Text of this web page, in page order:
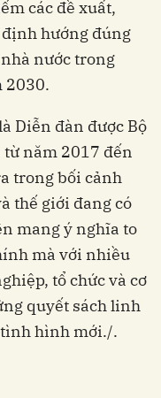
các đề xuất,
hướng đúng
nước trong
2030.
Diễn đàn được Bộ
năm 2017 đến
trong bối cảnh
thế giới đang có
mang ý nghĩa to
mà với nhiều
tổ chức và cơ
quyết sách linh
hình mới./.